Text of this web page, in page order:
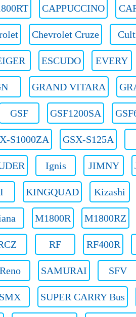
CAPPUCCINO
Chevrolet Cruze
ESCUDO EVERY
GRAND VITARA
GSF GSF1200SA
S1000ZA GSX-S125A
Ignis JIMNY
KINGQUAD Kizashi
M1800R M1800RZ
RF RF400R
Reno SAMURAI SFV
SMX SUPER CARRY Bus